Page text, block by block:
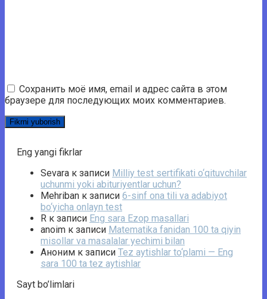
Сохранить моё имя, email и адрес сайта в этом
браузере для последующих моих комментариев.
Eng yangi fikrlar
Sevara к записи Milliy test sertifikati o‘qituvchilar
uchunmi yoki abituriyentlar uchun?
Mehriban к записи 6-sinf ona tili va adabiyot
bo‘yicha onlayn test
R к записи Eng sara Ezop masallari
anoim к записи Matematika fanidan 100 ta qiyin
misollar va masalalar yechimi bilan
Аноним к записи Tez aytishlar to‘plami — Eng
sara 100 ta tez aytishlar
Sayt bo’limlari